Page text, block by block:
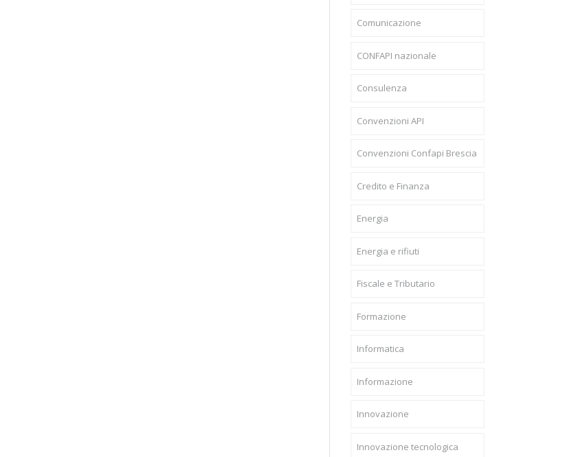
Comunicazione
CONFAPI nazionale
Consulenza
Convenzioni API
Convenzioni Confapi Brescia
Credito e Finanza
Energia
Energia e rifiuti
Fiscale e Tributario
Formazione
Informatica
Informazione
Innovazione
Innovazione tecnologica